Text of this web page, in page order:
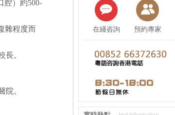
腔）約500-
雜程度而
長。
院。
在綫咨詢 預約專家